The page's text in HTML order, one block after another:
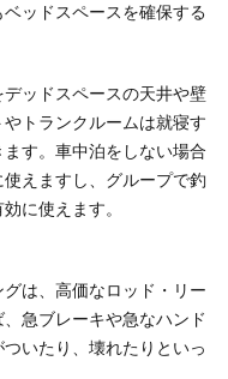
ッドスペースを確保する
ッドスペースの天井や壁
トランクルームは就寝す
す。車中泊をしない場合
えますし、グループで釣
に使えます。
は、高価なロッド・リー
急ブレーキや急なハンド
いたり、壊れたりといっ